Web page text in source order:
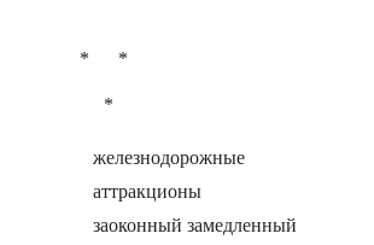
* *
*
железнодорожные
аттракционы
заоконный замедленный